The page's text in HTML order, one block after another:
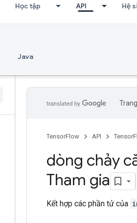
Học tập API Hệ
Java
TensorFlow API
dòng chảy
Tham gia
Kết hợp các phần tử của